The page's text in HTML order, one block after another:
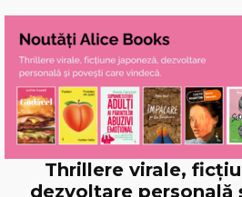
Thrillere virale,
dezvoltare personală